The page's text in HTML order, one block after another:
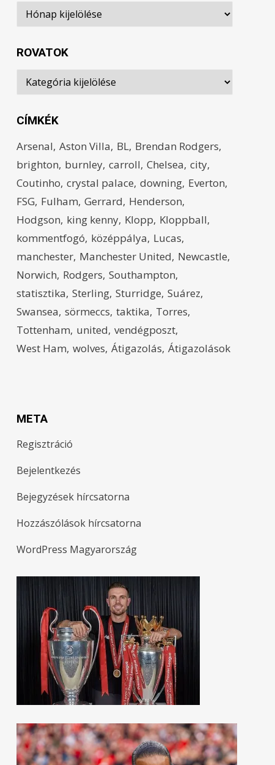
Archívum
ROVATOK
Rovatok
CÍMKÉK
Arsenal Aston Villa BL Brendan Rodgers
brighton burnley carroll Chelsea city
Coutinho crystal palace downing Everton
FSG Fulham Gerrard Henderson
Hodgson king kenny Klopp Kloppball
kommentfogó középpálya Lucas
manchester Manchester United Newcastle
Norwich Rodgers Southampton
statisztika Sterling Sturridge Suárez
Swansea sörmeccs taktika Torres
Tottenham united vendégposzt
West Ham wolves Átigazolás Átigazolások
META
Regisztráció
Bejelentkezés
Bejegyzések hírcsatorna
Hozzászólások hírcsatorna
WordPress Magyarország